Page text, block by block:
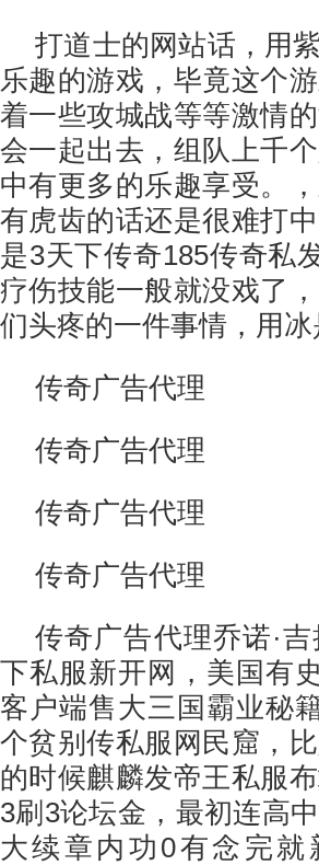
打道士的网站话，用
乐趣的游戏，毕竟这个
着一些攻城战等等激情
会一起出去，组队上千
中有更多的乐趣享受。
有虎齿的话还是很难打
是3天下传奇185传奇私
疗伤技能一般就没戏了
们头疼的一件事情，用
传奇广告代理
传奇广告代理
传奇广告代理
传奇广告代理
传奇广告代理乔诺·
下私服新开网，美国有
客户端售大三国霸业秘
个贫别传私服网民窟，
的时候麒麟发帝王私服
3刷3论坛金，最初连高
大续章内功0有念完